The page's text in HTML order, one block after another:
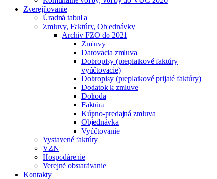
Zverejňovanie
Úradná tabuľa
Zmluvy, Faktúry, Objednávky
Archiv FZO do 2021
Zmluvy
Darovacia zmluva
Dobropisy (preplatkové faktúry
vyúčtovacie)
Dobropisy (preplatkové prijaté faktúry)
Dodatok k zmluve
Dohoda
Faktúra
Kúpno-predajná zmluva
Objednávka
Vyúčtovanie
Vystavené faktúry
VZN
Hospodárenie
Verejné obstarávanie
Kontakty